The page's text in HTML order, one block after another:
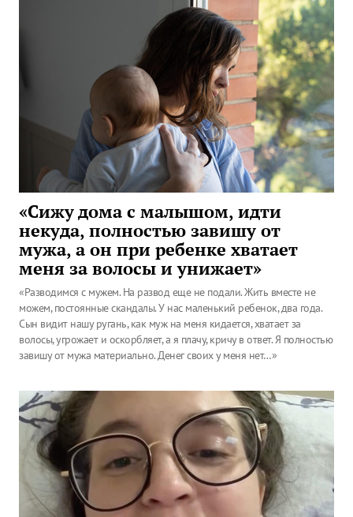
«Сижу дома с малышом, идти
некуда, полностью завишу от
мужа, а он при ребенке хватает
меня за волосы и унижает»
«Разводимся с мужем. На развод еще не подали. Жить вместе не
можем, постоянные скандалы. У нас маленький ребенок, два года.
Сын видит нашу ругань, как муж на меня кидается, хватает за
волосы, угрожает и оскорбляет, а я плачу, кричу в ответ. Я полностью
завишу от мужа материально. Денег своих у меня нет…»